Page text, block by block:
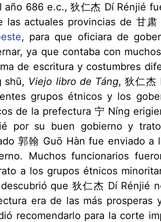
año 686 e.c., 狄仁杰 Dí Rénjié
las actuales provincias de 甘
, para que oficiara de
ya que contaba con
de escritura y costumbres
shū, Viejo libro de Táng, 狄仁杰
grupos étnicos y los
de la prefectura 宁 Níng
por su buen gobierno y
郭翰 Guō Hàn fue enviado a
Muchos funcionarios
a los grupos étnicos
que 狄仁杰 Dí Rénjié
era de las más
recomendarlo para la corte